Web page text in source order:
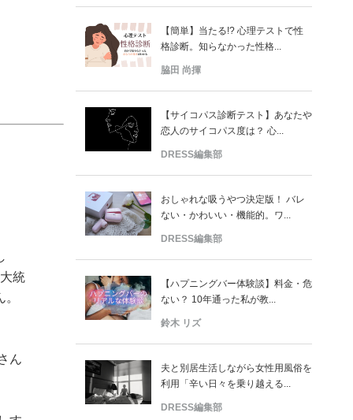
統
ん
【簡単】当たる!? 心理テストで性
格診断。知らなかった性格...
脇田 尚揮
【サイコパス診断テスト】あなたや
恋人のサイコパス度は？ 心...
DRESS編集部
おしゃれな吸うやつ決定版！ バレ
ない・かわいい・機能的。ワ...
DRESS編集部
【ハプニングバー体験談】料金・危
ない？ 10年通った私が教...
鈴木 リズ
夫と別居生活しながら女性用風俗を
利用「辛い日々を乗り越える...
DRESS編集部